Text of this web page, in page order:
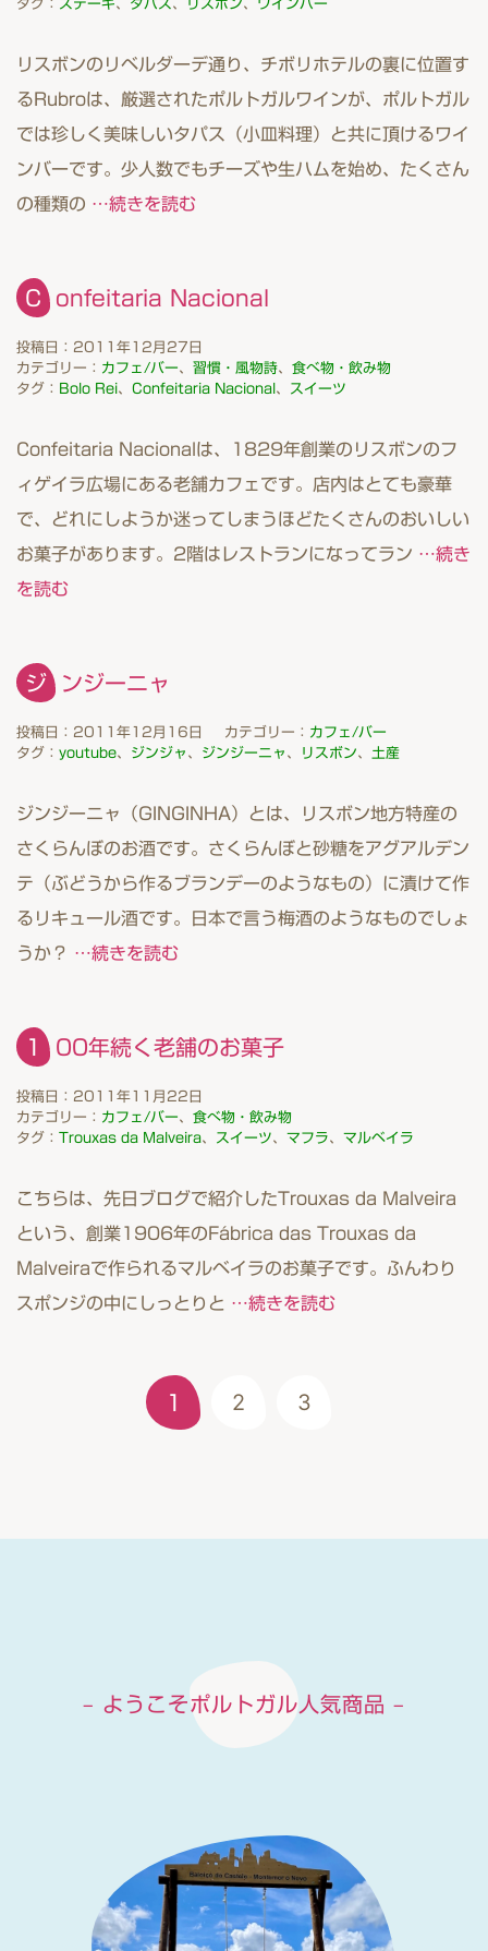
タグ： ステーキ、 タパス 、 リスボン、 ワインバー
リスボンのリベルダーデ通り、チボリホテルの裏に位置す
るRubroは、厳選されたポルトガルワインが、ポルトガル
では珍しく美味しいタパス（小皿料理）と共に頂けるワイ
ンバーです。少人数でもチーズや生ハムを始め、たくさん
の種類の …続きを読む
Confeitaria Nacional
投稿日：2011年12月27日
カテゴリー： カフェ/バー、 習慣・風物詩、 食べ物・飲み物
タグ：
Bolo Rei、 Confeitaria Nacional 、 スイーツ
Confeitaria Nacionalは、1829年創業のリスボンのフ
ィゲイラ広場にある老舗カフェです。店内はとても豪華
で、どれにしようか迷ってしまうほどたくさんのおいしい
お菓子があります。2階はレストランになってラン …続き
を読む
ジンジーニャ
投稿日：2011年12月16日 カテゴリー： カフェ/バー
タグ： youtube、 ジンジャ 、 ジンジーニャ 、 リスボン、 土産
ジンジーニャ（GINGINHA）とは、リスボン地方特産の
さくらんぼのお酒です。さくらんぼと砂糖をアグアルデン
テ（ぶどうから作るブランデーのようなもの）に漬けて作
るリキュール酒です。日本で言う梅酒のようなものでしょ
うか？ …続きを読む
100年続く老舗のお菓子
投稿日：2011年11月22日
カテゴリー： カフェ/バー、 食べ物・飲み物
タグ： Trouxas da Malveira、 スイーツ、 マフラ、 マルベイラ
こちらは、先日ブログで紹介したTrouxas da Malveira
という、創業1906年のFábrica das Trouxas da
Malveiraで作られるマルベイラのお菓子です。ふんわり
スポンジの中にしっとりと …続きを読む
1 2 3
– ようこそポルトガル人気商品 –